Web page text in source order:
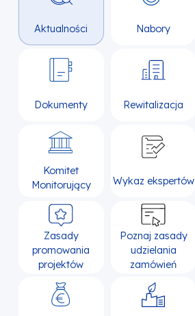
Aktualności Nabory
Dokumenty Rewitalizacja
Komitet
Monitorujący
Wykaz ekspertów
Zasady
promowania
projektów
Poznaj zasady
udzielania
zamówień